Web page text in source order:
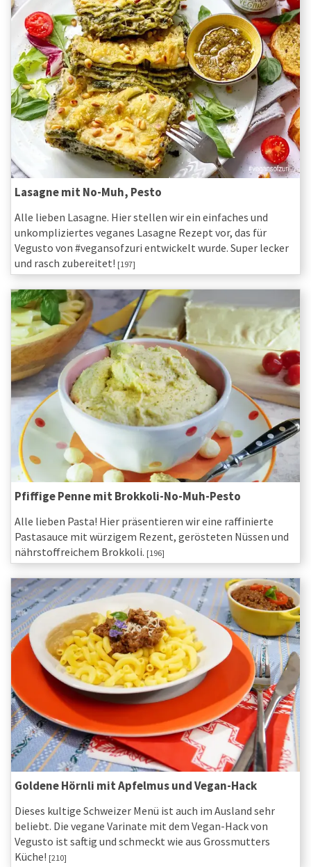
Lasagne mit No-Muh, Pesto
Alle lieben Lasagne. Hier stellen wir ein einfaches und
unkompliziertes veganes Lasagne Rezept vor, das für
Vegusto von #vegansofzuri entwickelt wurde. Super lecker
und rasch zubereitet! [197]
Pfiffige Penne mit Brokkoli-No-Muh-Pesto
Alle lieben Pasta! Hier präsentieren wir eine raffinierte
Pastasauce mit würzigem Rezent, gerösteten Nüssen und
nährstoffreichem Brokkoli. [196]
Goldene Hörnli mit Apfelmus und Vegan-Hack
Dieses kultige Schweizer Menü ist auch im Ausland sehr
beliebt. Die vegane Varinate mit dem Vegan-Hack von
Vegusto ist saftig und schmeckt wie aus Grossmutters
Küche! [210]